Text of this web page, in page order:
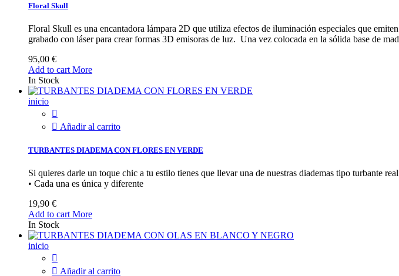
Floral Skull
Floral Skull es una encantadora lámpara 2D que utiliza efectos de iluminación especiales que
grabado con láser para crear formas 3D emisoras de luz. Una vez colocada en la sólida base de
95,00 €
Add to cart More
In Stock
inicio

 Añadir al carrito
TURBANTES DIADEMA CON FLORES EN VERDE
Si quieres darle un toque chic a tu estilo tienes que llevar una de nuestras diademas tipo turbante
• Cada una es única y diferente
19,90 €
Add to cart More
In Stock
inicio

 Añadir al carrito